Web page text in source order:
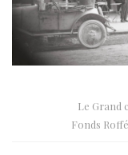
Le Grand
Fonds